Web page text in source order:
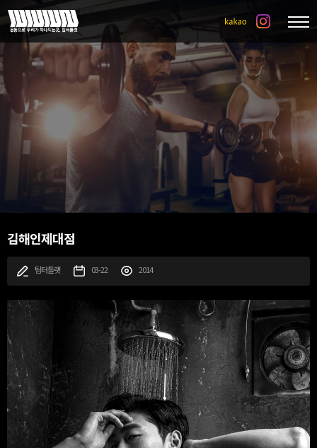
김해인제대점
팀터틀랫 03-22 2014